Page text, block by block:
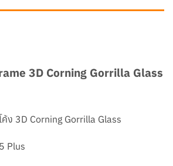
3D Corning Gorrilla Glass
ค้ง 3D Corning Gorrilla Glass
Plus